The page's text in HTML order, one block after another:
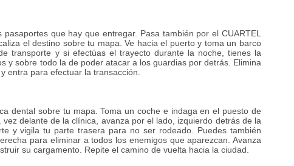
que hay que entregar. Pasa también por el CUARTEL
el destino sobre tu mapa. Ve hacia el puerto y toma un barco
transporte y si efectúas el trayecto durante la noche, tienes la
y sobre todo la de poder atacar a los guardias por detrás. Elimina
entra para efectuar la transacción.
dental sobre tu mapa. Toma un coche e indaga en el puesto de
delante de la clínica, avanza por el lado, izquierdo detrás de la
y vigila tu parte trasera para no ser rodeado. Puedes también
para eliminar a todos los enemigos que aparezcan. Avanza
su cargamento. Repite el camino de vuelta hacia la ciudad.